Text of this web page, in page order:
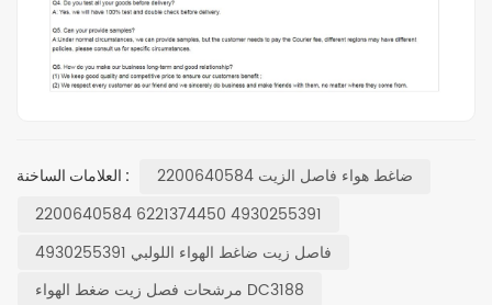
العلامات الساخنة :
ضاغط هواء فاصل الزيت 2200640584
2200640584 6221374450 4930255391
فاصل زيت ضاغط الهواء اللولبي 4930255391
مرشحات فصل زيت ضغط الهواء DC3188